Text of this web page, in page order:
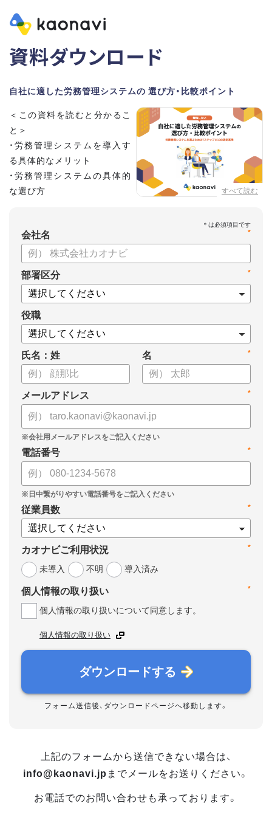
資料ダウンロード
自社に適した労務管理システムの 選び方・比較ポイント
すべて読む
＜この資料を読むと分かるこ
と＞
・労務管理システムを導入す
る具体的なメリット
・労務管理システムの具体的
な選び方
*
会社名
*
部署区分
役職
氏名：姓 *
名
*
メールアドレス
*
電話番号
*
従業員数
*
カオナビご利用状況
未導入
不明 導入済み
*
個人情報の取り扱い
個人情報の取り扱いについて同意します。
個人情報の取り扱い
ダウンロードする
フォーム送信後、ダウンロードページへ移動します。
上記のフォームから送信できない場合は、
info@kaonavi.jp までメールをお送りください。
お電話でのお問い合わせも承っております。